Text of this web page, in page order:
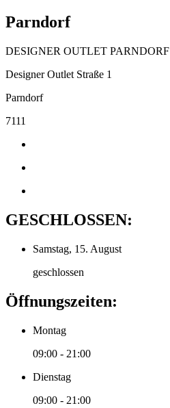
Parndorf
DESIGNER OUTLET PARNDORF
Designer Outlet Straße 1
Parndorf
7111
GESCHLOSSEN:
Samstag, 15. August
geschlossen
Öffnungszeiten:
Montag
09:00 - 21:00
Dienstag
09:00 - 21:00